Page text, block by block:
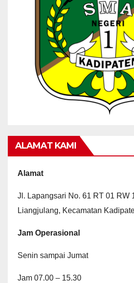
ALAMAT KAMI
Alamat
Jl. Lapangsari No. 61 RT 01 RW
Liangjulang, Kecamatan
Jam Operasional
Senin sampai Jumat
Jam 07.00 – 15.30